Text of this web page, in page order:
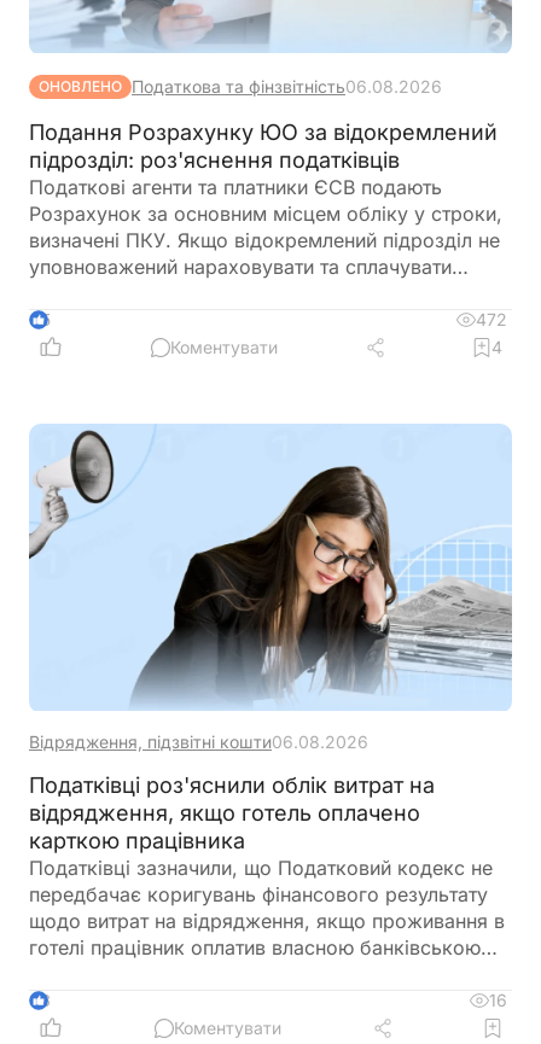
ОНОВЛЕНО Податкова та фінзвітність06.08.2026
Подання Розрахунку ЮО за відокремлений
підрозділ: роз'яснення податківців
Податкові агенти та платники ЄСВ подають
Розрахунок за основним місцем обліку у строки,
визначені ПКУ. Якщо відокремлений підрозділ не
уповноважений нараховувати та сплачувати
Розрахунок з додатком 4ДФ за кожен такий
підрозділ
5
472
Коментувати
4
Відрядження, підзвітні кошти06.08.2026
Податківці роз'яснили облік витрат на
відрядження, якщо готель оплачено
карткою працівника
Податківці зазначили, що Податковий кодекс не
передбачає коригувань фінансового результату
щодо витрат на відрядження, якщо проживання в
готелі працівник оплатив власною банківською
обліку та документального підтвердження таких
витрат належить до компетенції Мінфіну
3
16
Коментувати